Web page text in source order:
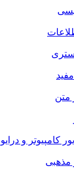
متن
کامپیوتر و
مذهبی